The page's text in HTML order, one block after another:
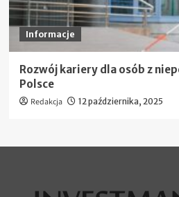
Informacje
Rozwój kariery dla osób z
Polsce
Redakcja 12 października, 2025